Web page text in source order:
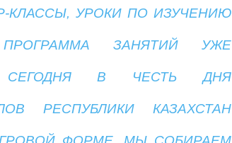
КЛАССЫ, УРОКИ ПО ИЗУЧЕНИЮ
ЗАНЯТИЙ УЖЕ
СЕГОДНЯ В ЧЕСТЬ ДНЯ
РЕСПУБЛИКИ КАЗАХСТАН